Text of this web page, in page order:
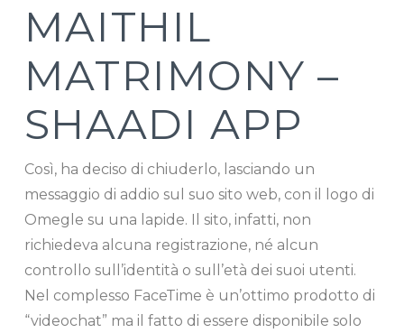
MAITHIL
MATRIMONY –
SHAADI APP
Così, ha deciso di chiuderlo, lasciando un
messaggio di addio sul suo sito web, con il logo di
Omegle su una lapide. Il sito, infatti, non
richiedeva alcuna registrazione, né alcun
controllo sull’identità o sull’età dei suoi utenti.
Nel complesso FaceTime è un’ottimo prodotto di
“videochat” ma il fatto di essere disponibile solo